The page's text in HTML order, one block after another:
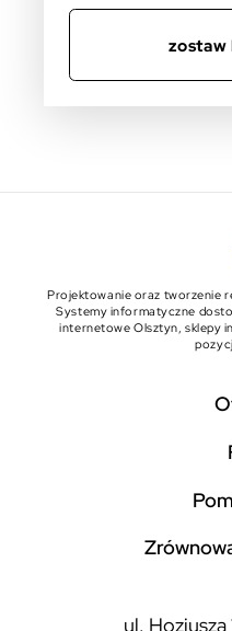
zostaw
Projektowanie oraz tworzenie
Systemy informatyczne
internetowe Olsztyn, sklepy
ul. Hozjusza